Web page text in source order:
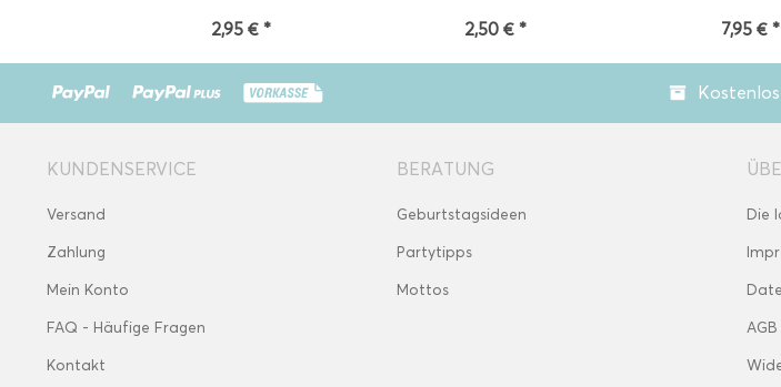
2,95 € * 2,50 € * 7,95 € *
KUNDENSERVICE
Versand
Zahlung
Mein Konto
FAQ - Häufige Fragen
Kontakt
BERATUNG
Geburtstagsideen
Partytipps
Mottos
Die
AGB